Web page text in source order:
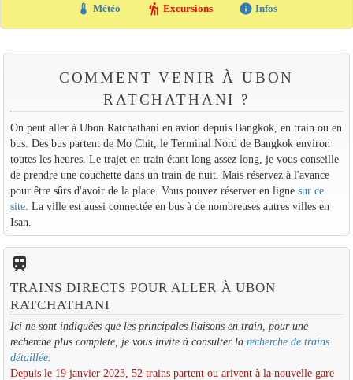
thermostat Météo hiking Excursions info Infos
COMMENT VENIR À UBON
RATCHATHANI ?
On peut aller à Ubon Ratchathani en avion depuis Bangkok, en train ou en
bus. Des bus partent de Mo Chit, le Terminal Nord de Bangkok environ
toutes les heures. Le trajet en train étant long assez long, je vous conseille
de prendre une couchette dans un train de nuit. Mais réservez à l'avance
pour être sûrs d'avoir de la place. Vous pouvez réserver en ligne sur ce
site. La ville est aussi connectée en bus à de nombreuses autres villes en
Isan.
train
TRAINS DIRECTS POUR ALLER À UBON
RATCHATHANI
Ici ne sont indiquées que les principales liaisons en train, pour une
recherche plus complète, je vous invite à consulter la recherche de trains
détaillée.
Depuis le 19 janvier 2023, 52 trains partent ou arivent à la nouvelle gare